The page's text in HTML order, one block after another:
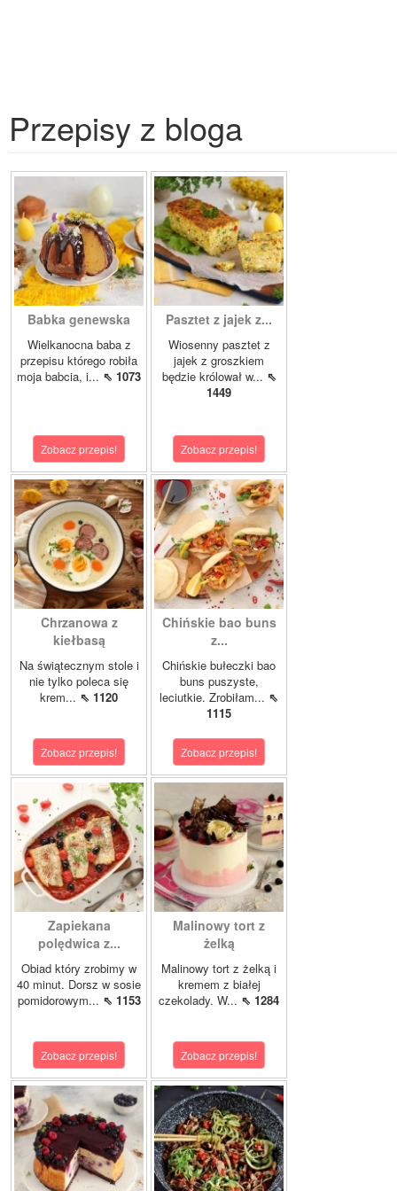
Przepisy z bloga
Babka genewska
Wielkanocna baba z
przepisu którego robiła
moja babcia, i... ⇖ 1073
Zobacz przepis!
Pasztet z jajek z...
Wiosenny pasztet z
jajek z groszkiem
będzie królował w... ⇖
1449
Zobacz przepis!
Chrzanowa z
kiełbasą
Na świątecznym stole i
nie tylko poleca się
krem... ⇖ 1120
Zobacz przepis!
Chińskie bao buns
z...
Chińskie bułeczki bao
buns puszyste,
leciutkie. Zrobiłam... ⇖
1115
Zobacz przepis!
Zapiekana
polędwica z...
Obiad który zrobimy w
40 minut. Dorsz w sosie
pomidorowym... ⇖ 1153
Zobacz przepis!
Malinowy tort z
żelką
Malinowy tort z żelką i
kremem z białej
czekolady. W... ⇖ 1284
Zobacz przepis!